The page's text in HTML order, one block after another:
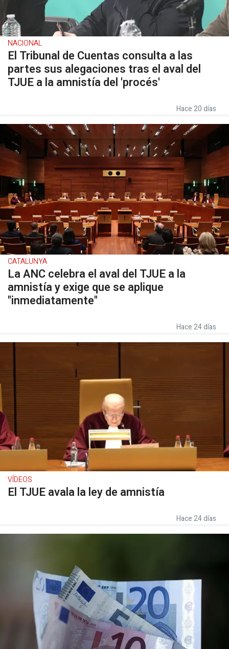
NACIONAL
El Tribunal de Cuentas consulta a las
partes sus alegaciones tras el aval del
TJUE a la amnistía del 'procés'
Hace 20 días
CATALUNYA
La ANC celebra el aval del TJUE a la
amnistía y exige que se aplique
"inmediatamente"
Hace 24 días
VÍDEOS
El TJUE avala la ley de amnistía
Hace 24 días